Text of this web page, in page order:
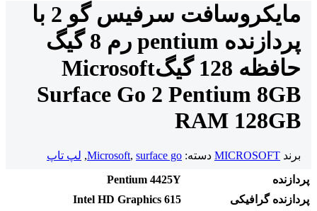
مایکروسافت سرفیس گو 2 با
پردازنده pentium رم 8 گیگ
حافظه 128 گیگ
Microsoft
Surface Go 2 Pentium 8GB
RAM 128GB
برند MICROSOFT دسته: Microsoft, surface go
, لپ تاپ
پردازنده
Pentium 4425Y
پردازنده گرافیکی
Intel HD Graphics 615